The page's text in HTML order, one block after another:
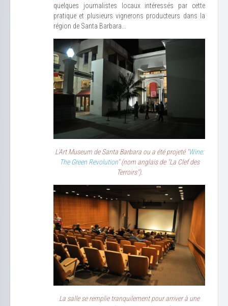
quelques journalistes locaux intéressés par cette
pratique et plusieurs vignerons producteurs dans la
région de Santa Barbara...
L'Art Museum de Santa Barbara ou a été projeté "Wine:
The Green Revolution" (nom anglais de "La Clef des
Terroirs").
La salle se remplie tranquilement pour arriver à une